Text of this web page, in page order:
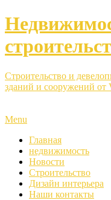
Строительство и
зданий и сооружений от
Menu
Главная
недвижимость
Новости
Строительство
Дизайн интерьера
Наши контакты